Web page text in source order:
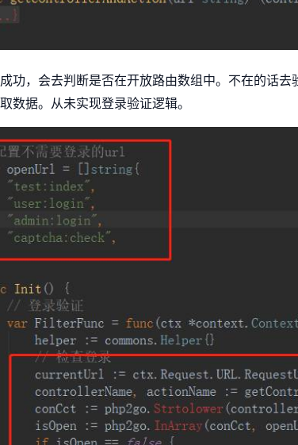
功，会去判断是否在开放路由数组中。不在的话去
数据。从未实现登录验证逻辑。